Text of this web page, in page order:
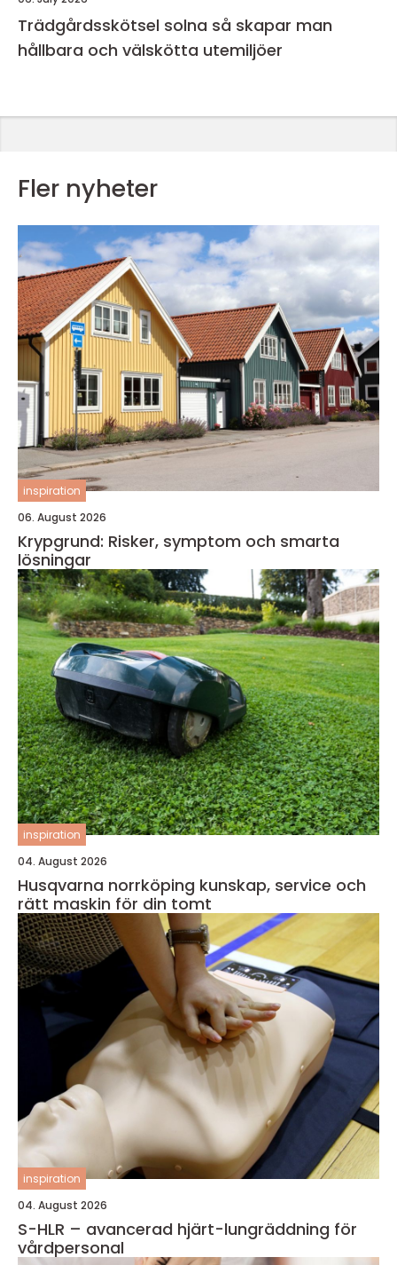
Trädgårdsskötsel solna så skapar man
hållbara och välskötta utemiljöer
Fler nyheter
inspiration
06. August 2026
Krypgrund: Risker, symptom och smarta
lösningar
inspiration
04. August 2026
Husqvarna norrköping kunskap, service och
rätt maskin för din tomt
inspiration
04. August 2026
S-HLR – avancerad hjärt-lungräddning för
vårdpersonal